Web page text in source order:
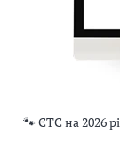
🐾 ЄТС на 2026